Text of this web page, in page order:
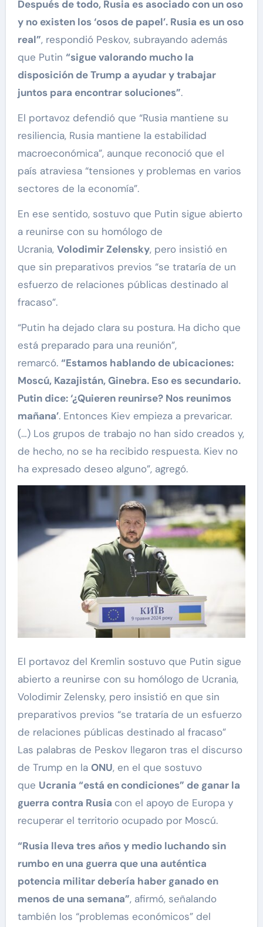
Después de todo, Rusia es asociado con un oso
y no existen los ‘osos de papel’. Rusia es un oso
real”, respondió Peskov, subrayando además
que Putin “sigue valorando mucho la
disposición de Trump a ayudar y trabajar
juntos para encontrar soluciones”.
El portavoz defendió que “Rusia mantiene su
resiliencia, Rusia mantiene la estabilidad
macroeconómica”, aunque reconoció que el
país atraviesa “tensiones y problemas en varios
sectores de la economía”.
En ese sentido, sostuvo que Putin sigue abierto
a reunirse con su homólogo de
Ucrania, Volodimir Zelensky, pero insistió en
que sin preparativos previos “se trataría de un
esfuerzo de relaciones públicas destinado al
fracaso”.
“Putin ha dejado clara su postura. Ha dicho que
está preparado para una reunión”,
remarcó. “Estamos hablando de ubicaciones:
Moscú, Kazajistán, Ginebra. Eso es secundario.
Putin dice: ‘¿Quieren reunirse? Nos reunimos
mañana’. Entonces Kiev empieza a prevaricar.
(…) Los grupos de trabajo no han sido creados y,
de hecho, no se ha recibido respuesta. Kiev no
ha expresado deseo alguno”, agregó.
El portavoz del Kremlin sostuvo que Putin sigue
abierto a reunirse con su homólogo de Ucrania,
Volodimir Zelensky, pero insistió en que sin
preparativos previos “se trataría de un esfuerzo
de relaciones públicas destinado al fracaso”
Las palabras de Peskov llegaron tras el discurso
de Trump en la ONU, en el que sostuvo
que Ucrania “está en condiciones” de ganar la
guerra contra Rusia con el apoyo de Europa y
recuperar el territorio ocupado por Moscú.
“Rusia lleva tres años y medio luchando sin
rumbo en una guerra que una auténtica
potencia militar debería haber ganado en
menos de una semana”, afirmó, señalando
también los “problemas económicos” del